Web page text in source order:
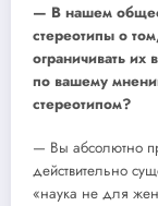
— В нашем
стереотипы о
ограничивать
по вашему
стереотипом?
— Вы абсолютно
действительно
«наука не для